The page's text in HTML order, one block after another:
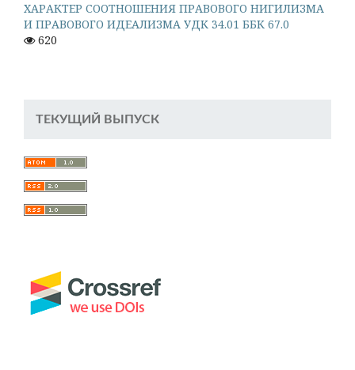
ХАРАКТЕР СООТНОШЕНИЯ ПРАВОВОГО НИГИЛИЗМА
И ПРАВОВОГО ИДЕАЛИЗМА УДК 34.01 ББК 67.0
620
ТЕКУЩИЙ ВЫПУСК